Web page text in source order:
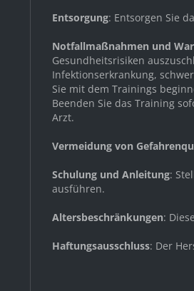
Entsorgung: Entsorgen Sie
Notfallmaßnahmen und
Gesundheitsrisiken
Infektionserkrankung,
Sie mit dem Trainings
Beenden Sie das Training
Arzt.
Vermeidung von
Schulung und Anleitung:
ausführen.
Altersbeschränkungen:
Haftungsausschluss: Der